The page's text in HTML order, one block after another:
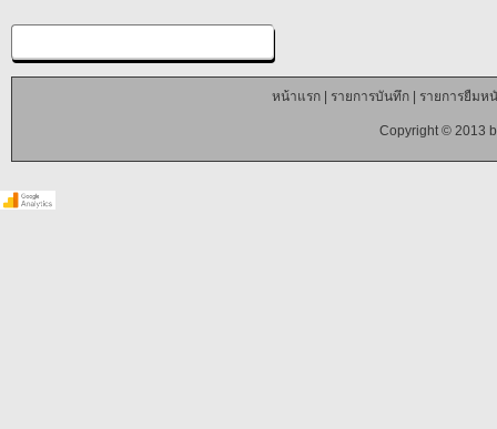
หน้าแรก| รายการบันทึก| รายการยืมห
Copyright © 2013